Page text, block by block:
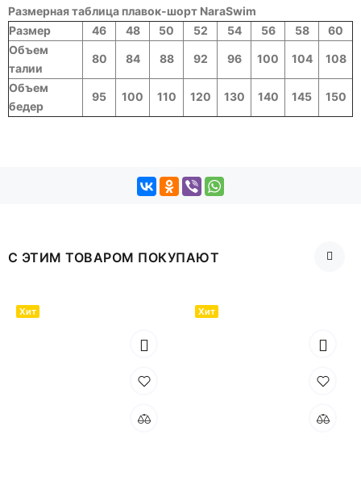
Размерная таблица плавок-шорт NaraSwim
Размер
46 48 50 52 54 56 58
60
Объем
талии
80 84 88 92 96 100 104 108
Объем
бедер
95 100 110 120 130 140 145 150
С ЭТИМ ТОВАРОМ ПОКУПАЮТ
Хит Хит